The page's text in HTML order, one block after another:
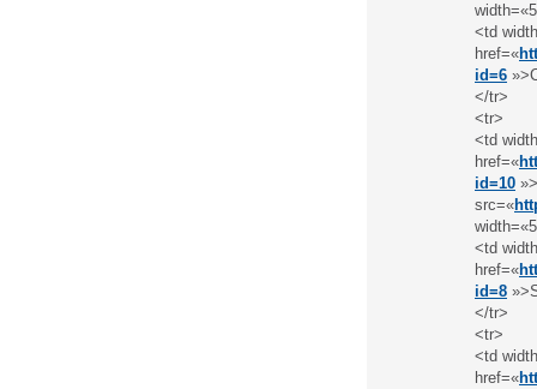
<td
href=«
id=6
</tr>
<tr>
<td
href=«
id=10
src=«
<td
href=«
id=8
</tr>
<tr>
<td
href=«